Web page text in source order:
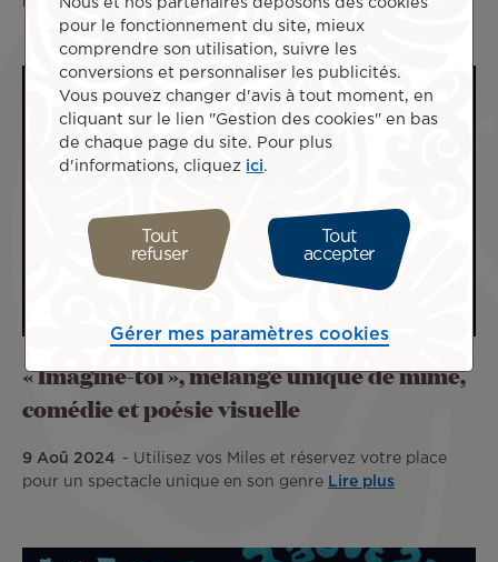
« Imagine-toi », mélange unique de mime,
comédie et poésie visuelle
9 Aoû 2024
Utilisez vos Miles et réservez votre place
pour un spectacle unique en son genre Lire plus
pour le fonctionnement du site, mieux
comprendre son utilisation, suivre les
conversions et personnaliser les publicités.
Vous pouvez changer d'avis à tout moment, en
cliquant sur le lien "Gestion des cookies" en bas
de chaque page du site. Pour plus
d'informations, cliquez ici
Tout
refuser
Tout
accepter
Gérer mes paramètres cookies